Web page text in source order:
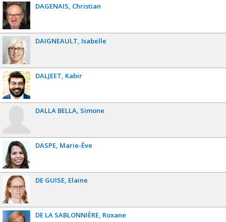
DAGENAIS Christian
DAIGNEAULT Isabelle
DALJEET Kabir
DALLA BELLA Simone
DASPE Marie-Ève
DE GUISE Elaine
DE LA SABLONNIÈRE Roxane